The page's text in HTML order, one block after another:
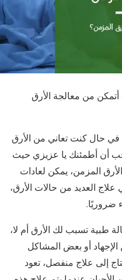
من معالجة الأرق
في حال كنت تعاني من الأرق
أن أطمئنك يا عزيزي حيث
المزمن، يمكن لعادات
علاج العديد من حالات الأرق،
ضروريًا.
طبية تسبب لك الأرق أم لا،
أو بعض المشاكل
إلى علاج منفصل، تعود